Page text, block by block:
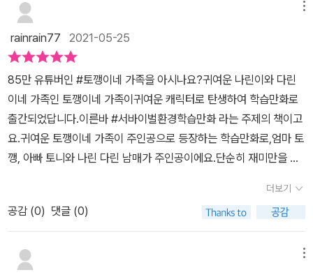
게임들이 등장한다. 오염된 지구 때문에 집에서 힘든 시간을 보내고
있는 토깽이네의 모습과 코로나로 인해 자택근무 등 집에만 있게 된
우리의 모습은 크게 다르지 않다. 실제로 환경 문제는 만화 속 설정만
큼은 아니더라도 심각한 수준에 이른 게 사실이고 말이다. 학습만화
를 통해서 재미있게 이야기를 읽으면서, 지구를 구하기 위한 각종 과
학 정보들을 함께 익힐 수 있어 더욱 유익한 책이었다. 그리고 숲이
사라지고 있는 이유, 멸종 위기에 처한 동식물, 오존층의 파괴와 열대
우림의 훼손 등에 관한 정보를 쉽고, 재미있게 만날 수 있다. 특히나
기존 학습만화에서 잘 다루지 않았던 ‘환경’이라는 주제를 다루고 있
다는 점도 추천해주고 싶은 지점이다. 지구와 환경의 문제를 현실감
있게 다루면서도 다양한 게임을 통해 즐길 수 있고, 교과 연계된 정보
들을 통해 유익한 공부도 할 수 있는 학습 만화를 만나 보자! 지구를
구하는 <토깽이네 지구 구출 대작전> 시리즈에서는 앞으로 음식, 바
릭터들이 등장하고 재미있는 이야기로 담고 있을뿐만 아니라 토깽이
네 유튜브 채널에 있는 여러가지의 재미있고 신나는 게임을 담고 있
어서 아이와 함께 가족들이 함께 즐길수 있도록 되어 있다. 그리고
교과 연계되어 환경에 대한 정보와 환경 보호하는 방법 등 아이가 알
아두어야 하는 유익한 정보가 함께 담겨 있고환경 관련으로 직접 해
볼수 있는 워크북 활동이 있어서 단어게임, 미로찾기, 숨은 그림 찾기
등을 통해 환경에 대한 개념을 쉽게 이해할수 있도록 되어 있다. 귀
여운 캐릭터들이 들려주는 이야기도 재미있고 유익하지만 게임을 통
해 아이가 책을 읽는 동안 지루하지 않고 여러가지를 해볼수 있도록
책에 대한 흥미를 더 유발하고 환경의 중요성을 알아가는 시간을 보
낼수 있고자신이 환경을 보호하고 지키기 위해 해야 할 행동이 무엇
의 주관적인 견해에 의하여 작성함]
rainrain77 2021-05-25
85만 유튜버인 #토깽이네 가족을 아시나요?귀여운 나린이와 다린
이네 가족인 토깽이네 가족이귀여운 캐릭터로 탄생하여 학습만화로
출간되었답니다.이른바 #서바이벌환경학습만화 라는 주제의 책이고
요.귀여운 토깽이네 가족이 주인공으로 등장하는 학습만화로,엄마 토
깽, 아빠 토니와 나린 다린 남매가 주인공이에요.단순히 재미만을 위
이변과, 환경 문제, 그리고사라져 가고 있는 숲의 이야기를 담은 책이
라 참 좋았어요.게다가 교과 연계된 유익하고 알찬 정보가 가득하답
니다.-심각한 기상이변과 환경오염 속에서 지구는 죽어갔고,더불의
사람들의 삶도 파괴되고 있는 어느 날이었어요.사람들은 방독면과 청
더보기
공감 (0) 댓글 (0)